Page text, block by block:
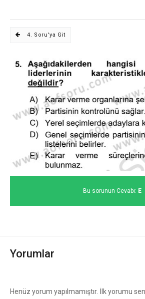
4. Soru'ya Git
Bu sorunun Cevabı: E
Yorumlar
Henüz yorum yapılmamıştır. İlk yorumu